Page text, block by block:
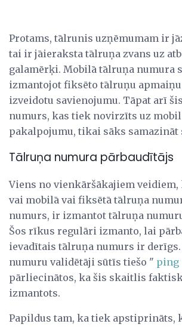
Protams, tālrunis uzņēmumam ir
tai ir jāieraksta tālruņa zvans uz
galamērķi. Mobilā tālruņa numura
izmantojot fiksēto tālruņu
izveidotu savienojumu. Tāpat arī
numurs, kas tiek novirzīts uz
pakalpojumu, tikai sāks samazināt
Tālruņa numura pārbaudītājs
Viens no vienkāršākajiem veidiem,
vai mobilā vai fiksētā tālruņa
numurs, ir izmantot tālruņa
Šos rīkus regulāri izmanto, lai
ievadītais tālruņa numurs ir
numuru validētāji sūtīs tiešo " ping
pārliecinātos, ka šis skaitlis
izmantots.
Papildus tam, ka tiek apstiprināts,